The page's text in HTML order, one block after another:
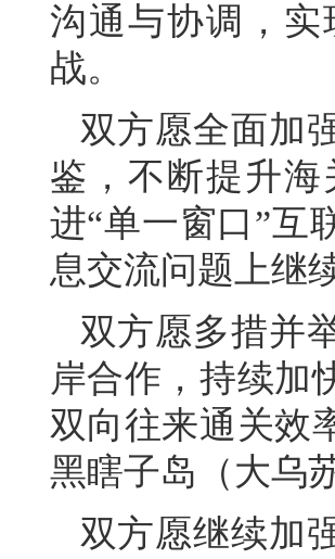
沟通与协调，
战。
双方愿全面加
鉴，不断提升
进“单一窗口”互
息交流问题上继
双方愿多措并
岸合作，持续加
双向往来通关效
黑瞎子岛（大乌
双方愿继续加